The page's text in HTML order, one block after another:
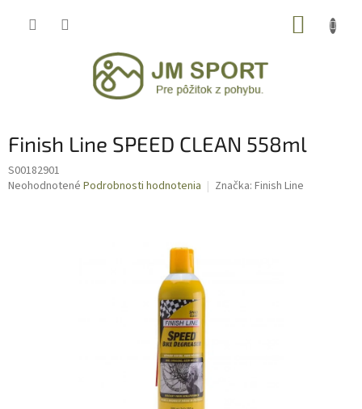
Finish Line SPEED CLEAN 558ml
S00182901
Priemerné
Neohodnotené Podrobnosti hodnotenia Značka: Finish Line